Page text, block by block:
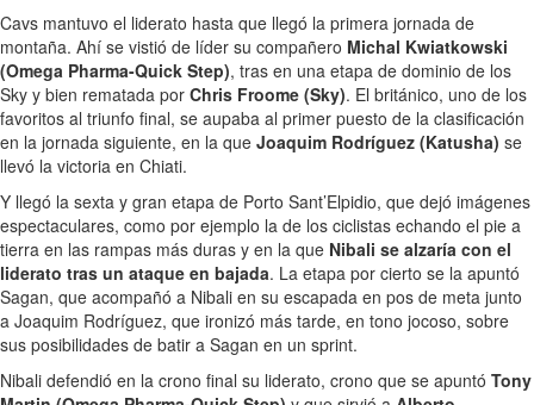
Cavs mantuvo el liderato hasta que llegó la primera jornada de
montaña. Ahí se vistió de líder su compañero Michal Kwiatkowski
(Omega Pharma-Quick Step), tras en una etapa de dominio de los
Sky y bien rematada por Chris Froome (Sky). El británico, uno de los
favoritos al triunfo final, se aupaba al primer puesto de la clasificación
en la jornada siguiente, en la que Joaquim Rodríguez (Katusha) se
llevó la victoria en Chiati.
Y llegó la sexta y gran etapa de Porto Sant’Elpidio, que dejó imágenes
espectaculares, como por ejemplo la de los ciclistas echando el pie a
tierra en las rampas más duras y en la que Nibali se alzaría con el
liderato tras un ataque en bajada. La etapa por cierto se la apuntó
Sagan, que acompañó a Nibali en su escapada en pos de meta junto
a Joaquim Rodríguez, que ironizó más tarde, en tono jocoso, sobre
sus posibilidades de batir a Sagan en un sprint.
Nibali defendió en la crono final su liderato, crono que se apuntó Tony